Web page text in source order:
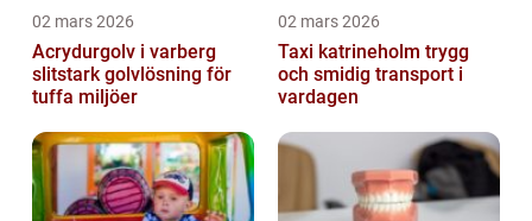
02 mars 2026
Acrydurgolv i varberg
slitstark golvlösning för
tuffa miljöer
02 mars 2026
Taxi katrineholm trygg
och smidig transport i
vardagen